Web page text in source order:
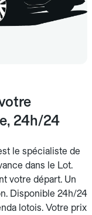
24h/24
le spécialiste de
dans le Lot.
votre départ. Un
Disponible 24h/24
lotois. Votre prix